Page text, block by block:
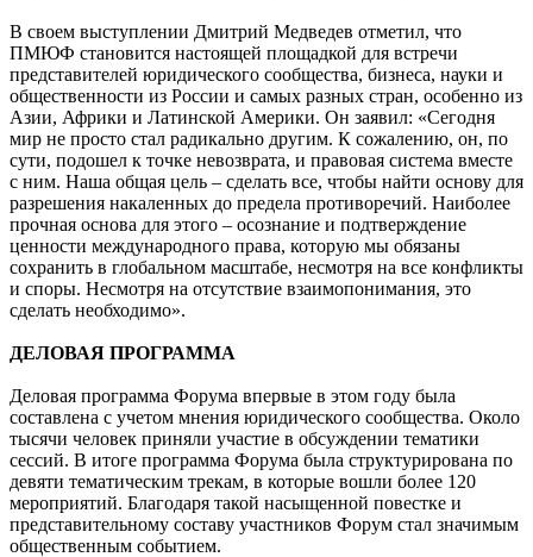
В своем выступлении Дмитрий Медведев отметил, что
ПМЮФ становится настоящей площадкой для встречи
представителей юридического сообщества, бизнеса, науки и
общественности из России и самых разных стран, особенно из
Азии, Африки и Латинской Америки. Он заявил: «Сегодня
мир не просто стал радикально другим. К сожалению, он, по
сути, подошел к точке невозврата, и правовая система вместе
с ним. Наша общая цель – сделать все, чтобы найти основу для
разрешения накаленных до предела противоречий. Наиболее
прочная основа для этого – осознание и подтверждение
ценности международного права, которую мы обязаны
сохранить в глобальном масштабе, несмотря на все конфликты
и споры. Несмотря на отсутствие взаимопонимания, это
сделать необходимо».
ДЕЛОВАЯ ПРОГРАММА
Деловая программа Форума впервые в этом году была
составлена с учетом мнения юридического сообщества. Около
тысячи человек приняли участие в обсуждении тематики
сессий. В итоге программа Форума была структурирована по
девяти тематическим трекам, в которые вошли более 120
мероприятий. Благодаря такой насыщенной повестке и
представительному составу участников Форум стал значимым
общественным событием.